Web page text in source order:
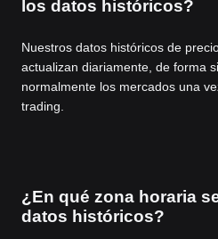
los datos históricos?
Nuestros datos históricos de
actualizan diariamente, de forma
normalmente los mercados una
trading.
¿En qué zona horaria
datos históricos?